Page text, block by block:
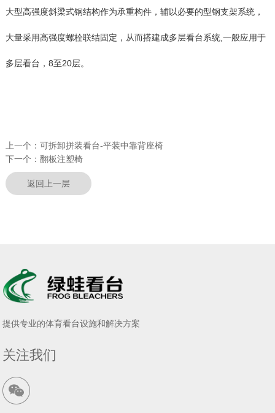
大型高强度斜梁式钢结构作为承重构件，辅以必要的型钢支架系统，
大量采用高强度螺栓联结固定，从而搭建成多层看台系统,一般应用于
多层看台，8至20层。
上一个： 可拆卸拼装看台-平装中靠背座椅
下一个： 翻板注塑椅
返回上一层
提供专业的体育看台设施和解决方案
关注我们